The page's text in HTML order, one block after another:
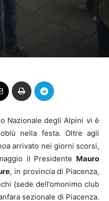
Nazionale degli Alpini vi è
nella festa. Oltre agli
arrivato nei giorni scorsi,
il Presidente Mauro
, in provincia di Piacenza,
(sede dell’omonimo club
sezionale di Piacenza.